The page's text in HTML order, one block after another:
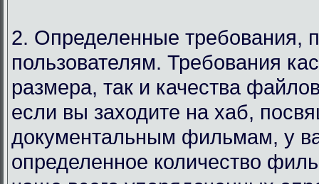
2. Определенные требования,
пользователям. Требования
размера, так и качества
если вы заходите на хаб,
документальным фильмам, у
определенное количество